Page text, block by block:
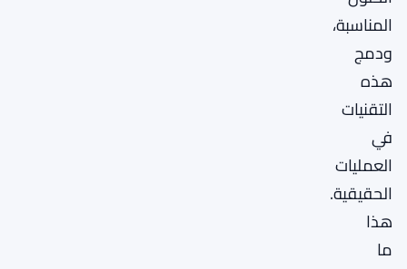
المناسبة،
ودمج
هذه
التقنيات
في
العمليات
الحقيقية.
هذا
ما